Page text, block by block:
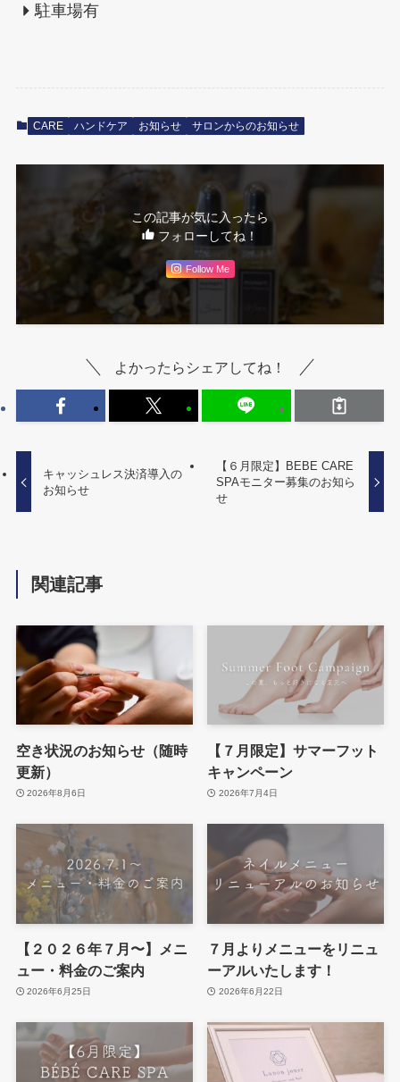
駐車場有
CARE ハンドケア お知らせ サロンからのお知らせ
この記事が気に入ったら
フォローしてね！
Follow Me
よかったらシェアしてね！
キャッシュレス決済導入の
お知らせ
【６月限定】BEBE CARE
SPAモニター募集のお知ら
せ
関連記事
空き状況のお知らせ（随時
更新）
2026年8月6日
【７月限定】サマーフット
キャンペーン
2026年7月4日
【２０２６年７月〜】メニ
ュー・料金のご案内
2026年6月25日
７月よりメニューをリニュ
ーアルいたします！
2026年6月22日